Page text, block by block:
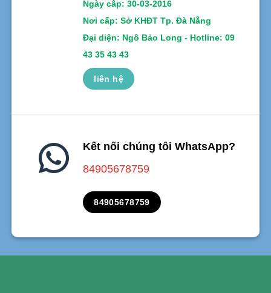
Ngày câp: 30-03-2016
Nơi cấp: Sở KHĐT Tp. Đà Nẵng
Đại diện: Ngô Bảo Long - Hotline: 09
43 35 43 43
liên hệ
Kết nối chúng tôi WhatsApp?
84905678759
84905678759